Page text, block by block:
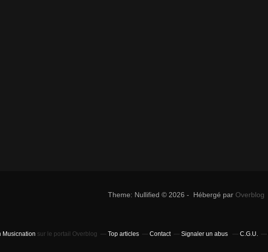
Theme: Nullified © 2026 - Hébergé par Overblog
Musicnation sur le portail Overblog Top articles Contact Signaler un abus C.G.U.